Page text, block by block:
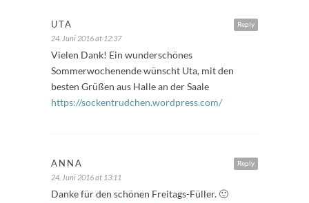
Reply
UTA
24. Juni 2016 at 12:37
Vielen Dank! Ein wunderschönes
Sommerwochenende wünscht Uta, mit den
besten Grüßen aus Halle an der Saale
https://sockentrudchen.wordpress.com/
Reply
ANNA
24. Juni 2016 at 13:11
Danke für den schönen Freitags-Füller. 🙂